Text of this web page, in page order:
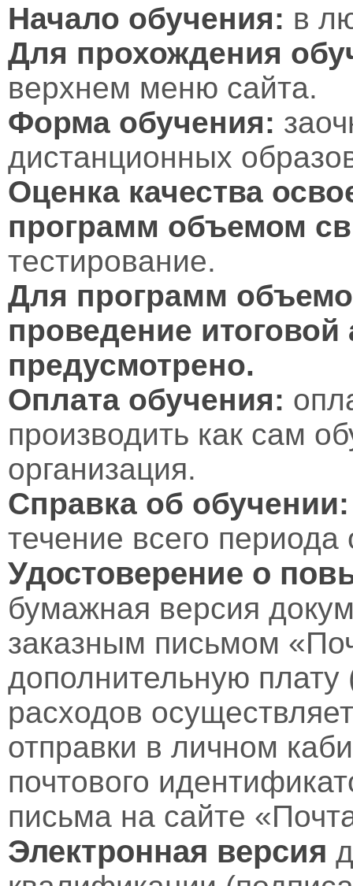
Начало обучения: в
Для прохождения
верхнем меню сайта.
Форма обучения:
дистанционных
Оценка качества
программ объемом
тестирование.
Для программ
проведение итоговой
предусмотрено.
Оплата обучения:
производить как сам
организация.
Справка об обучении:
течение всего периода
Удостоверение о
бумажная версия
заказным письмом
дополнительную
расходов
отправки в личном
почтового
письма на сайте
Электронная версия